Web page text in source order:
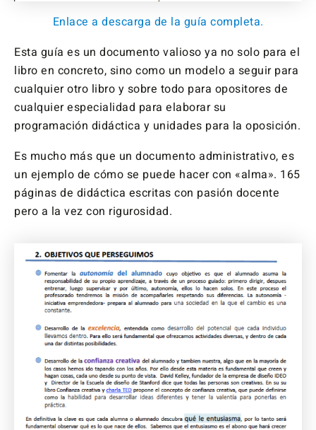
Enlace a descarga de la guía completa.
Esta guía es un documento valioso ya no solo para el
libro en concreto, sino como un modelo a seguir para
cualquier otro libro y sobre todo para opositores de
cualquier especialidad para elaborar su
programación didáctica y unidades para la oposición.
Es mucho más que un documento administrativo, es
un ejemplo de cómo se puede hacer con «alma». 165
páginas de didáctica escritas con pasión docente
pero a la vez con rigurosidad.